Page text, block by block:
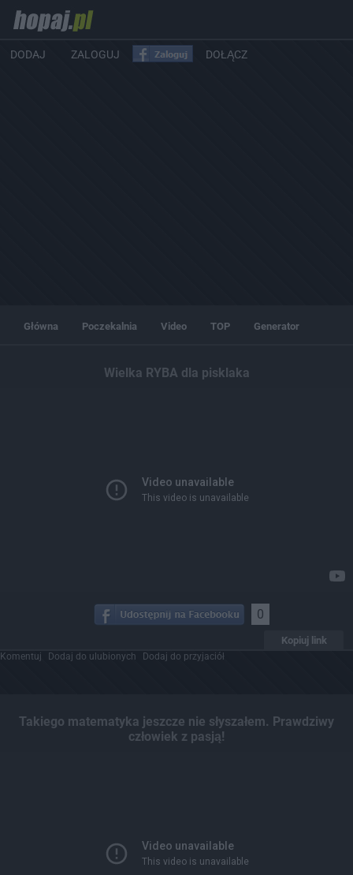
DODAJ ZALOGUJ DOŁĄCZ
Główna Poczekalnia Video TOP Generator
Wielka RYBA dla pisklaka
0
Kopiuj link
Komentuj Dodaj do ulubionych Dodaj do przyjaciół
Takiego matematyka jeszcze nie słyszałem. Prawdziwy
człowiek z pasją!